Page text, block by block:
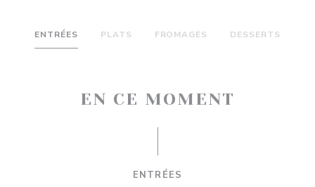
ENTRÉES PLATS FROMAGES DESSERTS
EN CE MOMENT
ENTRÉES